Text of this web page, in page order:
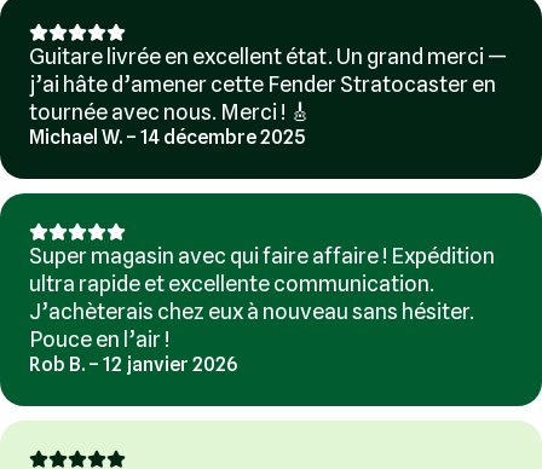
Guitare livrée en excellent état. Un grand merci —
j’ai hâte d’amener cette Fender Stratocaster en
tournée avec nous. Merci ! 🎸
Michael W. – 14 décembre 2025
Super magasin avec qui faire affaire ! Expédition
ultra rapide et excellente communication.
J’achèterais chez eux à nouveau sans hésiter.
Pouce en l’air !
Rob B. – 12 janvier 2026